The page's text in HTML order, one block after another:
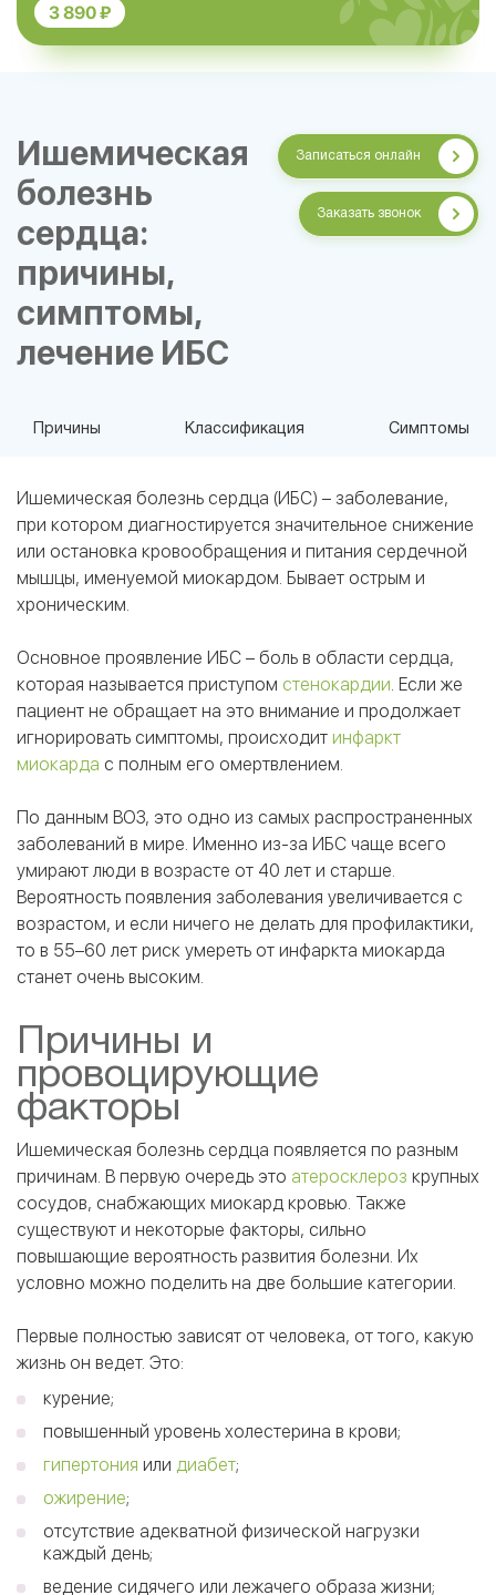
3 890 ₽
Ишемическая
болезнь
сердца:
причины,
симптомы,
лечение ИБС
Записаться онлайн
Заказать звонок
Причины Классификация Симптомы
Ишемическая болезнь сердца (ИБС) – заболевание,
при котором диагностируется значительное снижение
или остановка кровообращения и питания сердечной
мышцы, именуемой миокардом. Бывает острым и
хроническим.
Основное проявление ИБС – боль в области сердца,
которая называется приступом стенокардии. Если же
пациент не обращает на это внимание и продолжает
игнорировать симптомы, происходит инфаркт
миокарда с полным его омертвлением.
По данным ВОЗ, это одно из самых распространенных
заболеваний в мире. Именно из-за ИБС чаще всего
умирают люди в возрасте от 40 лет и старше.
Вероятность появления заболевания увеличивается с
возрастом, и если ничего не делать для профилактики,
то в 55–60 лет риск умереть от инфаркта миокарда
станет очень высоким.
Причины и
провоцирующие
факторы
Ишемическая болезнь сердца появляется по разным
причинам. В первую очередь это атеросклероз крупных
сосудов, снабжающих миокард кровью. Также
существуют и некоторые факторы, сильно
повышающие вероятность развития болезни. Их
условно можно поделить на две большие категории.
Первые полностью зависят от человека, от того, какую
жизнь он ведет. Это:
курение;
повышенный уровень холестерина в крови;
гипертония или диабет;
ожирение;
отсутствие адекватной физической нагрузки
каждый день;
ведение сидячего или лежачего образа жизни;